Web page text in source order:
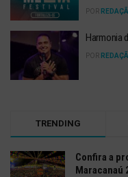
POR
Harmonia
POR
TRENDING
Confira a
Maracanaú